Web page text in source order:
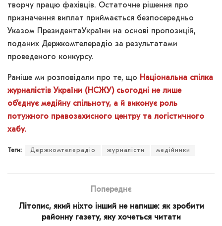
творчу працю фахівців. Остаточне рішення про
призначення виплат приймається безпосередньо
Указом ПрезидентаУкраїни на основі пропозицій,
поданих Держкомтелерадіо за результатами
проведеного конкурсу.
Раніше ми розповідали про те, що Національна спілка
журналістів України (НСЖУ) сьогодні не лише
об’єднує медійну спільноту, а й виконує роль
потужного правозахисного центру та логістичного
хабу.
Теги: Держкомтелерадіо журналісти медійники
Попереднє
Літопис, який ніхто інший не напише: як зробити
районну газету, яку хочеться читати